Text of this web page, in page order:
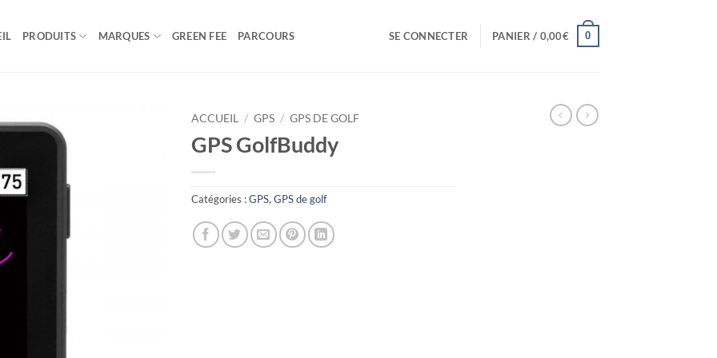
PRODUITS MARQUES GREEN FEE PARCOURS SE CONNECTER PANIER / 0,00€ 0
ACCUEIL / GPS / GPS DE GOLF
GPS GolfBuddy
Catégories :GPS, GPS de golf